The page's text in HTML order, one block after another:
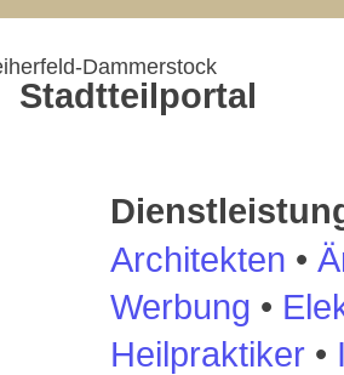
Dammerstock
Stadtteilportal
Architekten • Ä
Werbung •
Heilpraktiker •